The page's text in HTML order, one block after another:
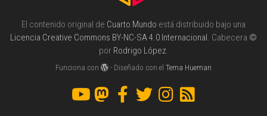
El contenido original de Cuarto Mundo está distribuido bajo una
Licencia Creative Commons BY-NC-SA 4.0 Internacional. Cabecera ©
por Rodrigo López.
Funciona con - Diseñado con elTema Hueman